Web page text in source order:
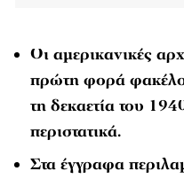
Οι αμερικανικές
πρώτη φορά
τη δεκαετία του
περιστατικά.
Στα έγγραφα